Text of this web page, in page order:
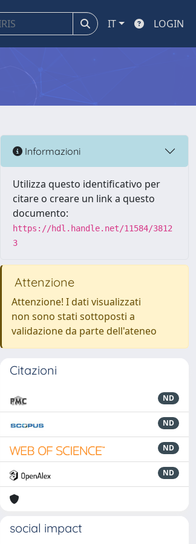
IT LOGIN
Informazioni
Utilizza questo identificativo per
citare o creare un link a questo
documento:
https://hdl.handle.net/11584/3812
3
Attenzione
Attenzione! I dati visualizzati
non sono stati sottoposti a
validazione da parte dell'ateneo
Citazioni
ND
ND
ND
ND
social impact